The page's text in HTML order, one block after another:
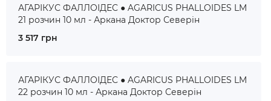
АГАРІКУС ФАЛЛОІДЕС ● AGARICUS PHALLOIDES LM
21 розчин 10 мл - Аркана Доктор Северін
3 517 грн
АГАРІКУС ФАЛЛОІДЕС ● AGARICUS PHALLOIDES LM
22 розчин 10 мл - Аркана Доктор Северін